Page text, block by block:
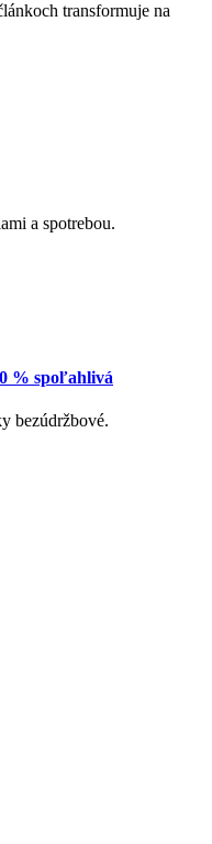
transformuje na
a spotrebou.
% spoľahlivá
bezúdržbové.